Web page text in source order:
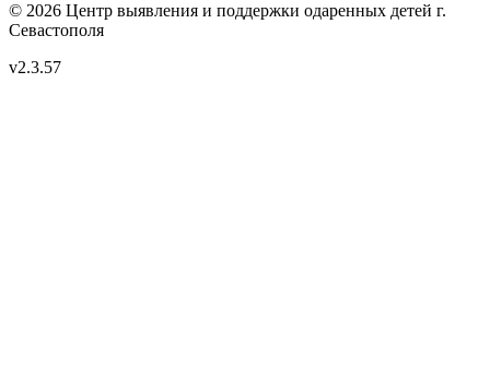
© 2026 Центр выявления и поддержки одаренных детей г.
Севастополя
v2.3.57